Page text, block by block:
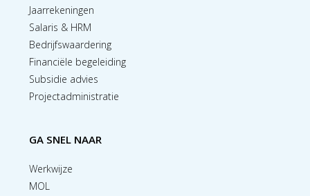
Jaarrekeningen
Salaris & HRM
Bedrijfswaardering
Financiële begeleiding
Subsidie advies
Projectadministratie
GA SNEL NAAR
Werkwijze
MOL